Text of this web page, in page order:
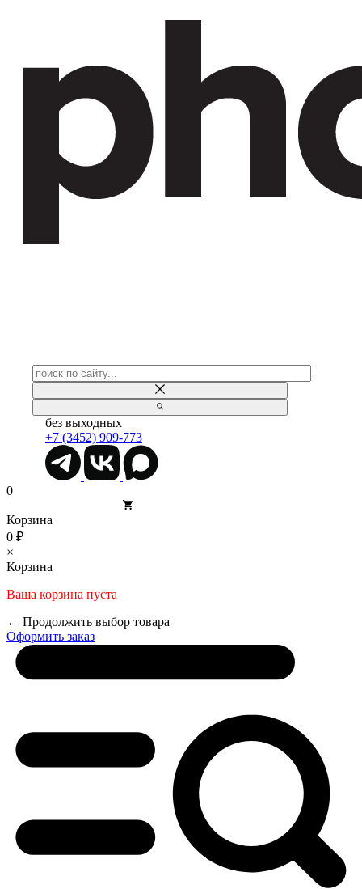
без выходных
+7 (3452) 909-773
0
Корзина
0 ₽
×
Корзина
Ваша корзина пуста
← Продолжить выбор товара
Оформить заказ